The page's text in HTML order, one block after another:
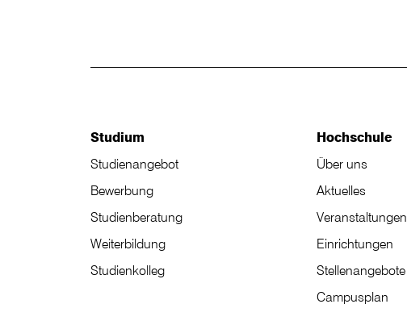
Studium
Studienangebot
Bewerbung
Studienberatung
Weiterbildung
Studienkolleg
Hochschule
Über uns
Aktuelles
Veranstaltungen
Einrichtungen
Stellenangebote
Campusplan